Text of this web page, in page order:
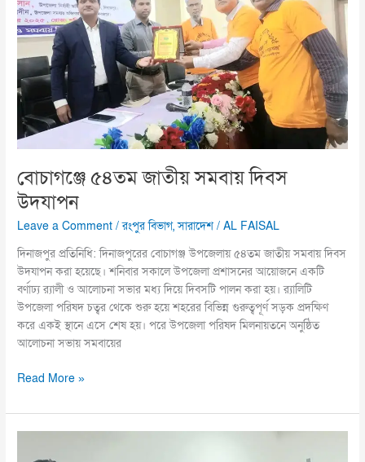
বোচাগঞ্জে ৫৪তম জাতীয় সমবায় দিবস
উদযাপন
Leave a Comment /রংপুর বিভাগ,সারাদেশ /AL FAISAL
দিনাজপুর প্রতিনিধি: দিনাজপুরের বোচাগঞ্জ উপজেলায় ৫৪তম জাতীয় সমবায় দিবস
উদযাপন করা হয়েছে। শনিবার সকালে উপজেলা প্রশাসনের আয়োজনে একটি
বর্ণাঢ্য র‍্যালী ও আলোচনা সভার মধ্য দিয়ে দিবসটি পালন করা হয়। র‍্যালিটি
উপজেলা পরিষদ চত্বর থেকে শুরু হয়ে শহরের বিভিন্ন গুরুত্বপূর্ণ সড়ক প্রদক্ষিণ
করে একই স্থানে এসে শেষ হয়। পরে উপজেলা পরিষদ মিলনায়তনে অনুষ্ঠিত
আলোচনা সভায় সমবায়ের
সমবায়
দিবস
উদযাপন
Read More »